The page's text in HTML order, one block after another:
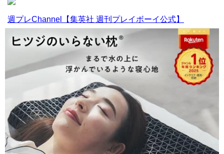
週プレChannel【集英社 週刊プレイボーイ公式】